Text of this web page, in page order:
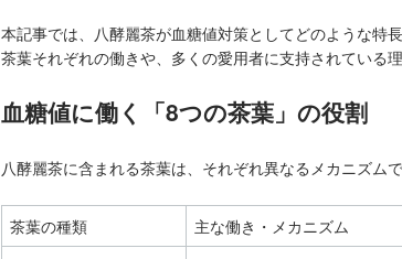
本記事では、八酵麗茶が血糖値対策としてどのような特
茶葉それぞれの働きや、多くの愛用者に支持されている
血糖値に働く「8つの茶葉」の役割
八酵麗茶に含まれる茶葉は、それぞれ異なるメカニズム
茶葉の種類
主な働き・メカニズム